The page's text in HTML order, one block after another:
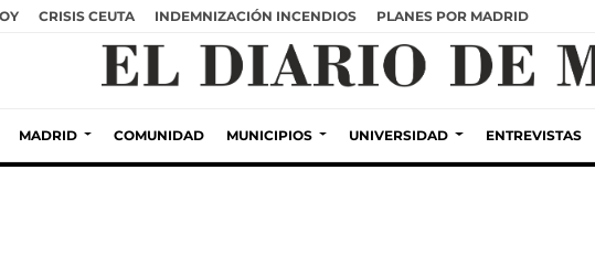
CRISIS CEUTA INDEMNIZACIÓN INCENDIOS PLANES POR MADRID
MADRID COMUNIDAD MUNICIPIOS UNIVERSIDAD ENTREVISTAS